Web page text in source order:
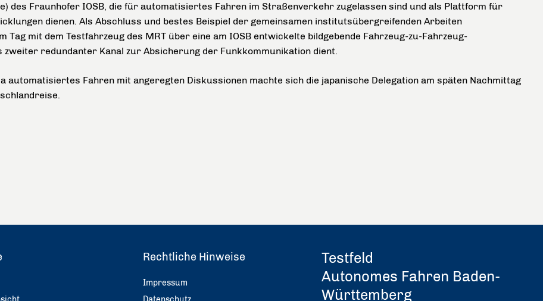
des Fraunhofer IOSB, die für automatisiertes Fahren im Straßenverkehr zugelassen sind und als Plattform für
dienen. Als Abschluss und bestes Beispiel der gemeinsamen institutsübergreifenden Arbeiten
Tag mit dem Testfahrzeug des MRT über eine am IOSB entwickelte bildgebende Fahrzeug-zu-Fahrzeug-
redundanter Kanal zur Absicherung der Funkkommunikation dient.
automatisiertes Fahren mit angeregten Diskussionen machte sich die japanische Delegation am späten Nachmittag
Rechtliche Hinweise
Impressum
Testfeld
Autonomes Fahren Baden-
Württemberg